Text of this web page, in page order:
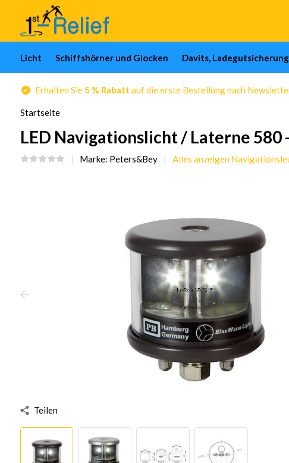
Licht Schiffshörner und Glocken Davits,
Erhalten Sie5 % Rabatt auf die erste Bestellung nach
Startseite
LED Navigationslicht / Laterne 580
Marke: Peters&Bey Alles anzeigen
Teilen